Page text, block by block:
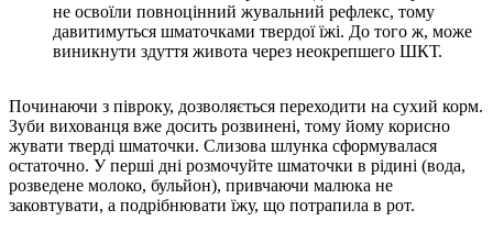
не освоїли повноцінний жувальний рефлекс, тому
давитимуться шматочками твердої їжі. До того ж, може
виникнути здуття живота через неокрепшего ШКТ.
Починаючи з півроку, дозволяється переходити на сухий корм.
Зуби вихованця вже досить розвинені, тому йому корисно
жувати тверді шматочки. Слизова шлунка сформувалася
остаточно. У перші дні розмочуйте шматочки в рідині (вода,
розведене молоко, бульйон), привчаючи малюка не
заковтувати, а подрібнювати їжу, що потрапила в рот.